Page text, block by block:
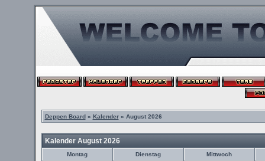
Deppen Board» Kalender» August 2026
Kalender August 2026
Montag Dienstag Mittwoch